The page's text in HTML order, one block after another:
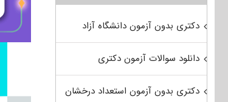
دکتری بدون آزمون دانشگاه آزاد
دانلود سوالات آزمون دکتری
دکتری بدون آزمون استعداد درخشان